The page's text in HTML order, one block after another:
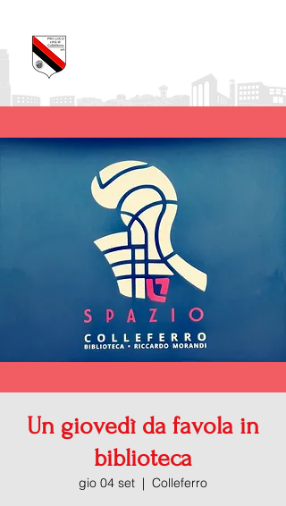
Un giovedì da favola in
biblioteca
gio 04 set
  |
Colleferro